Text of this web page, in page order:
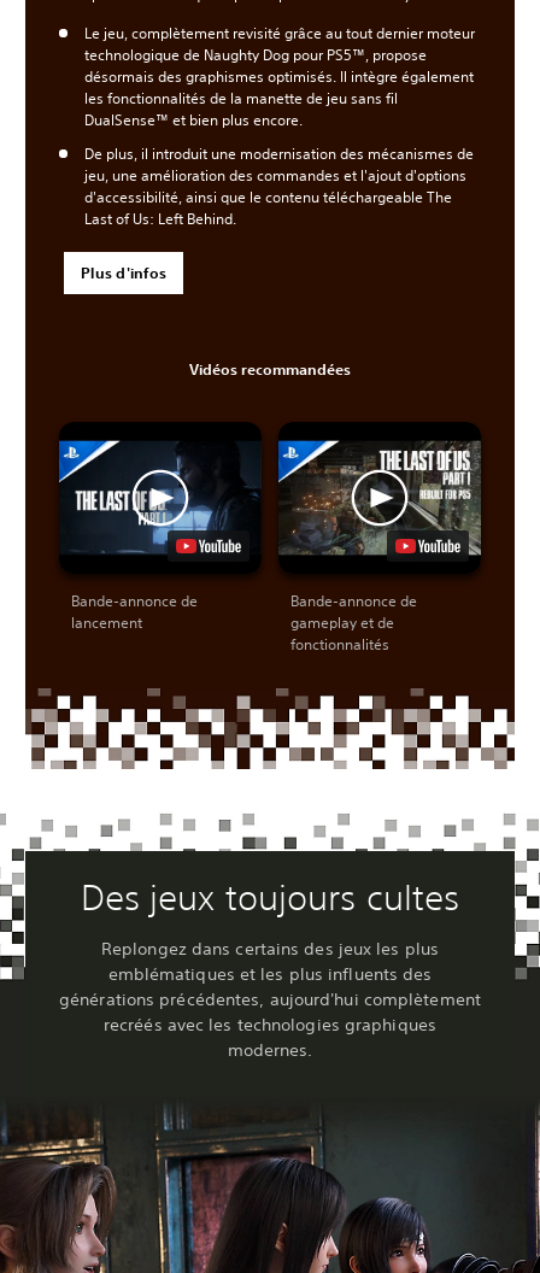
Le jeu, complètement revisité grâce au tout dernier moteur
technologique de Naughty Dog pour PS5™, propose
désormais des graphismes optimisés. Il intègre également
les fonctionnalités de la manette de jeu sans fil
DualSense™ et bien plus encore.
De plus, il introduit une modernisation des mécanismes de
jeu, une amélioration des commandes et l'ajout d'options
d'accessibilité, ainsi que le contenu téléchargeable The
Last of Us: Left Behind.
Plus d'infos
Vidéos recommandées
Bande-annonce de
lancement
Bande-annonce de
gameplay et de
fonctionnalités
Des jeux toujours cultes
Replongez dans certains des jeux les plus
emblématiques et les plus influents des
générations précédentes, aujourd'hui complètement
recréés avec les technologies graphiques
modernes.